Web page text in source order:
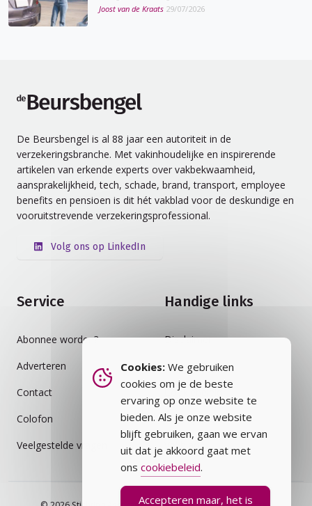
Joost van de Kraats 29/07/2026
De Beursbengel is al 88 jaar een autoriteit in de
verzekeringsbranche. Met vakinhoudelijke en inspirerende
artikelen van erkende experts over vakbekwaamheid,
aansprakelijkheid, tech, schade, brand, transport, employee
benefits en pensioen is dit hét vakblad voor de deskundige en
vooruitstrevende verzekeringsprofessional.
Volg ons op LinkedIn
Service
Abonnee worden?
Adverteren
Contact
Colofon
Veelgestelde vragen
Handige links
Disclaimer
Auteursrecht
Cookiebeleid
Privacybeleid
Vakblad
Cookies: We gebruiken
cookies om je de beste
ervaring op onze website te
bieden. Als je onze website
blijft gebruiken, gaan we ervan
uit dat je akkoord gaat met
ons cookiebeleid.
Accepteren maar, het is